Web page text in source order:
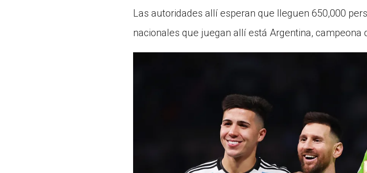
Las autoridades allí esperan que lleguen 650,000
nacionales que juegan allí está Argentina, campeona